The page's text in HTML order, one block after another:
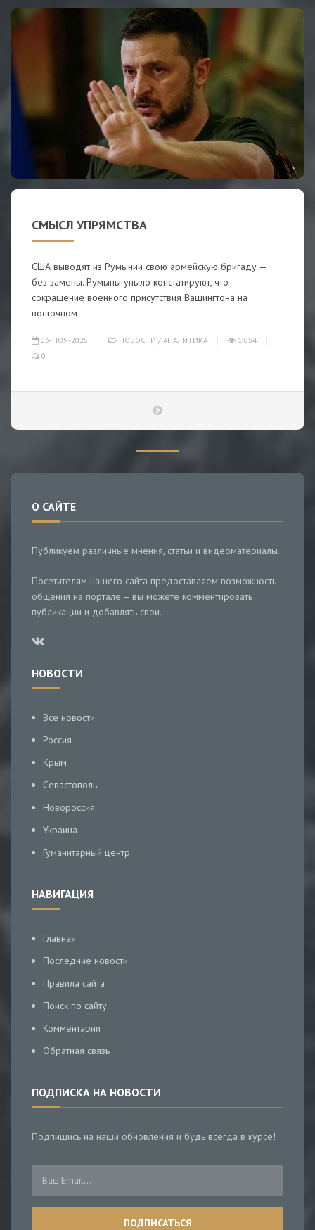
СМЫСЛ УПРЯМСТВА
США выводят из Румынии свою армейскую бригаду —
без замены. Румыны уныло констатируют, что
сокращение военного присутствия Вашингтона на
восточном
03-НОЯ-2025 НОВОСТИ / АНАЛИТИКА
1 054
0
О САЙТЕ
Публикуем различные мнения, статьи и видеоматериалы.
Посетителям нашего сайта предоставляем возможность
общения на портале – вы можете комментировать
публикации и добавлять свои.
НОВОСТИ
Все новости
Россия
Крым
Севастополь
Новороссия
Украина
Гуманитарный центр
НАВИГАЦИЯ
Главная
Последние новости
Правила сайта
Поиск по сайту
Комментарии
Обратная связь
ПОДПИСКА НА НОВОСТИ
Подпишись на наши обновления и будь всегда в курсе!